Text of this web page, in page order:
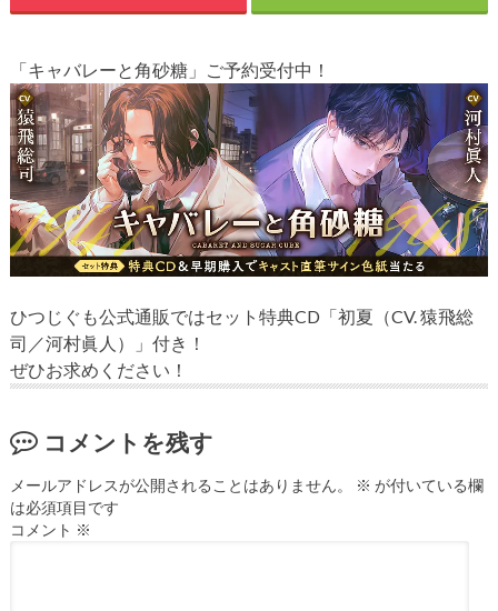
「キャバレーと角砂糖」ご予約受付中！
ひつじぐも公式通販ではセット特典CD「初夏（CV. 猿飛総
司／河村眞人）」付き！
ぜひお求めください！
コメントを残す
メールアドレスが公開されることはありません。 ※ が付いている欄
は必須項目です
コメント ※